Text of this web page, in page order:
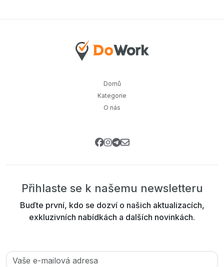
Domů
Kategorie
O nás
Přihlaste se k našemu newsletteru
Buďte první, kdo se dozví o našich aktualizacích,
exkluzivních nabídkách a dalších novinkách.